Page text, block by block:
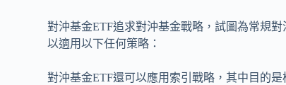
對沖基金ETF追求對沖基金戰略，試圖為常規
以適用以下任何策略：
對沖基金ETF還可以應用索引戰略，其中目的